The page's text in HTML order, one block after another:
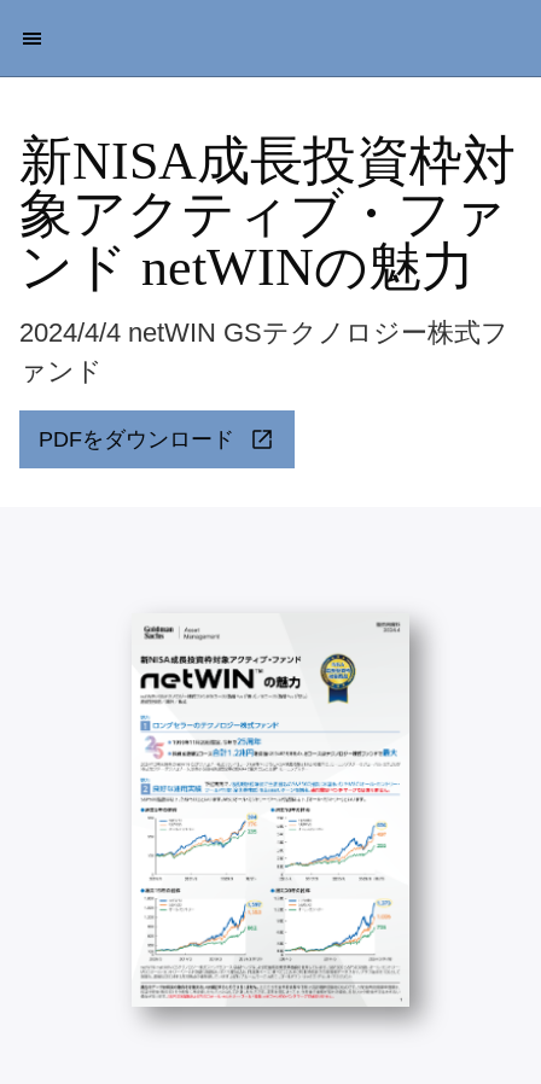
新NISA成長投資枠対
象アクティブ・ファ
ンド netWINの魅力
2024/4/4 netWIN GSテクノロジー株式フ
ァンド
PDFをダウンロード